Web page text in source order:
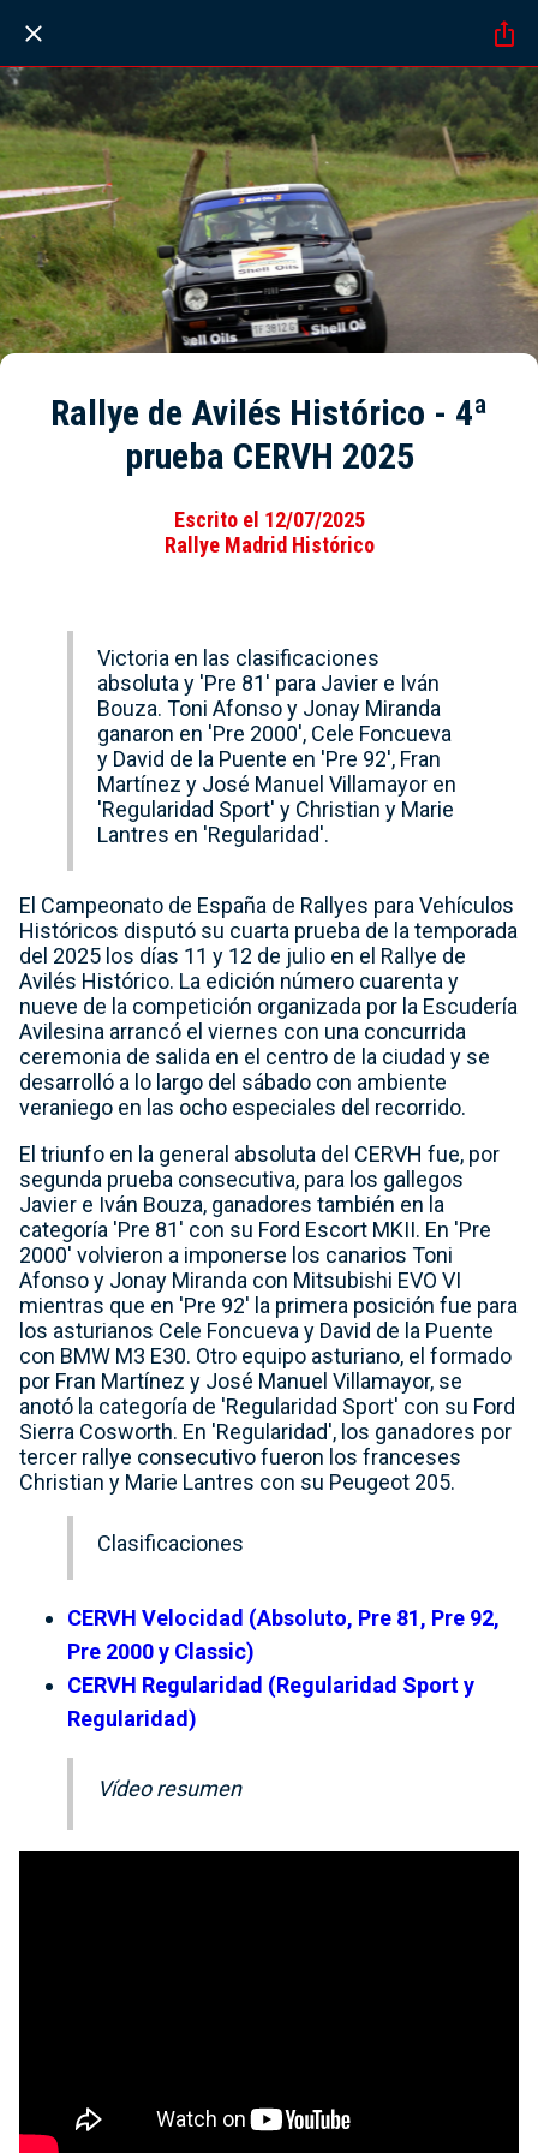
Rallye de Avilés Histórico - 4ª
prueba CERVH 2025
Escrito el 12/07/2025
Rallye Madrid Histórico
Victoria en las clasificaciones
absoluta y 'Pre 81' para Javier e Iván
Bouza. Toni Afonso y Jonay Miranda
ganaron en 'Pre 2000', Cele Foncueva
y David de la Puente en 'Pre 92', Fran
Martínez y José Manuel Villamayor en
'Regularidad Sport' y Christian y Marie
Lantres en 'Regularidad'.
El Campeonato de España de Rallyes para Vehículos
Históricos disputó su cuarta prueba de la temporada
del 2025 los días 11 y 12 de julio en el Rallye de
Avilés Histórico. La edición número cuarenta y
nueve de la competición organizada por la Escudería
Avilesina arrancó el viernes con una concurrida
ceremonia de salida en el centro de la ciudad y se
desarrolló a lo largo del sábado con ambiente
veraniego en las ocho especiales del recorrido.
El triunfo en la general absoluta del CERVH fue, por
segunda prueba consecutiva, para los gallegos
Javier e Iván Bouza, ganadores también en la
categoría 'Pre 81' con su Ford Escort MKII. En 'Pre
2000' volvieron a imponerse los canarios Toni
Afonso y Jonay Miranda con Mitsubishi EVO VI
mientras que en 'Pre 92' la primera posición fue para
los asturianos Cele Foncueva y David de la Puente
con BMW M3 E30. Otro equipo asturiano, el formado
por Fran Martínez y José Manuel Villamayor, se
anotó la categoría de 'Regularidad Sport' con su Ford
Sierra Cosworth. En 'Regularidad', los ganadores por
tercer rallye consecutivo fueron los franceses
Christian y Marie Lantres con su Peugeot 205.
Clasificaciones
CERVH Velocidad (Absoluto, Pre 81, Pre 92,
Pre 2000 y Classic)
CERVH Regularidad (Regularidad Sport y
Regularidad)
Vídeo resumen